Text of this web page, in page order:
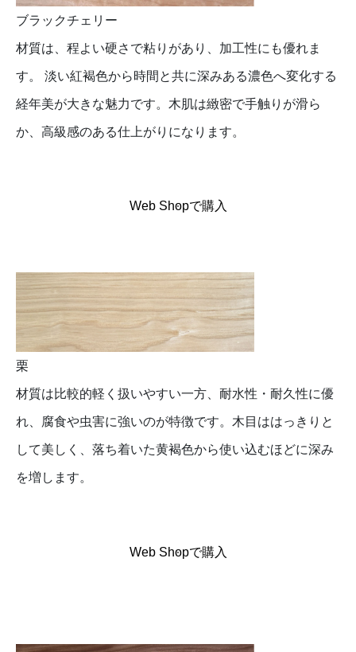
ブラックチェリー
材質は、程よい硬さで粘りがあり、加工性にも優れま
す。 淡い紅褐色から時間と共に深みある濃色へ変化する
経年美が大きな魅力です。木肌は緻密で手触りが滑ら
か、高級感のある仕上がりになります。
Web Shopで購入
栗
材質は比較的軽く扱いやすい一方、耐水性・耐久性に優
れ、腐食や虫害に強いのが特徴です。木目ははっきりと
して美しく、落ち着いた黄褐色から使い込むほどに深み
を増します。
Web Shopで購入